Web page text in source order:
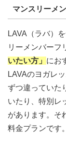
マンスリーメ
LAVA（ラバ）
リーメンバーフ
いたい方」 にお
LAVAのヨガレ
ずつ違っていた
いたり、特別レ
があります。そ
料金プランです。